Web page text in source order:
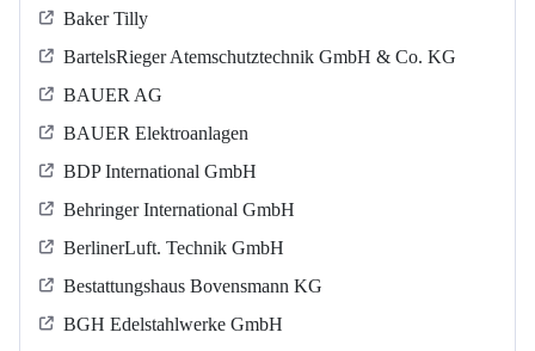
Baker Tilly
BartelsRieger Atemschutztechnik GmbH & Co. KG
BAUER AG
BAUER Elektroanlagen
BDP International GmbH
Behringer International GmbH
BerlinerLuft. Technik GmbH
Bestattungshaus Bovensmann KG
BGH Edelstahlwerke GmbH